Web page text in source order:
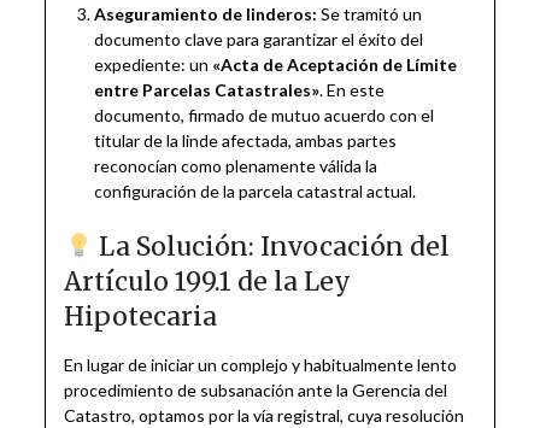
Aseguramiento de linderos: Se tramitó un
documento clave para garantizar el éxito del
expediente: un «Acta de Aceptación de Límite
entre Parcelas Catastrales». En este
documento, firmado de mutuo acuerdo con el
titular de la linde afectada, ambas partes
reconocían como plenamente válida la
configuración de la parcela catastral actual.
La Solución: Invocación del
Artículo 199.1 de la Ley
Hipotecaria
En lugar de iniciar un complejo y habitualmente lento
procedimiento de subsanación ante la Gerencia del
Catastro, optamos por la vía registral, cuya resolución